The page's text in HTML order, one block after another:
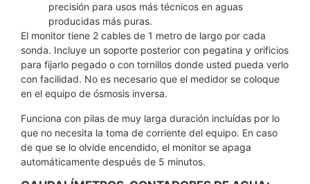
precisión para usos más técnicos en aguas
producidas más puras.
El monitor tiene 2 cables de 1 metro de largo por cada
sonda. Incluye un soporte posterior con pegatina y orificios
para fijarlo pegado o con tornillos donde usted pueda verlo
con facilidad. No es necesario que el medidor se coloque
en el equipo de ósmosis inversa.
Funciona con pilas de muy larga duración incluídas por lo
que no necesita la toma de corriente del equipo. En caso
de que se lo olvide encendido, el monitor se apaga
automáticamente después de 5 minutos.